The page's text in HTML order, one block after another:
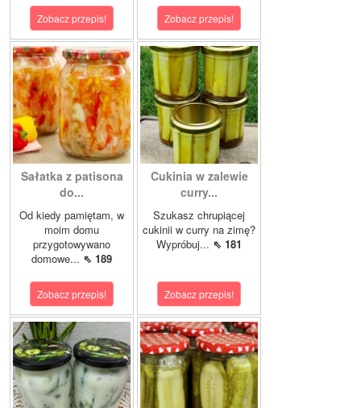
Zobacz przepis! Zobacz przepis!
Sałatka z patisona
do...
Od kiedy pamiętam, w
moim domu
przygotowywano
domowe... ⇖ 189
Zobacz przepis!
Cukinia w zalewie
curry...
Szukasz chrupiącej
cukinii w curry na zimę?
Wypróbuj... ⇖ 181
Zobacz przepis!